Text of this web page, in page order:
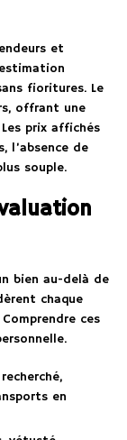
et
fioritures. Le
offrant une
prix affichés
l’absence de
souple.
bien au-delà de
chaque
ces
en